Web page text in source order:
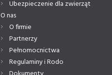
Ubezpieczenie dla zwierząt
O nas
O firmie
Partnerzy
Pełnomocnictwa
Regulaminy i Rodo